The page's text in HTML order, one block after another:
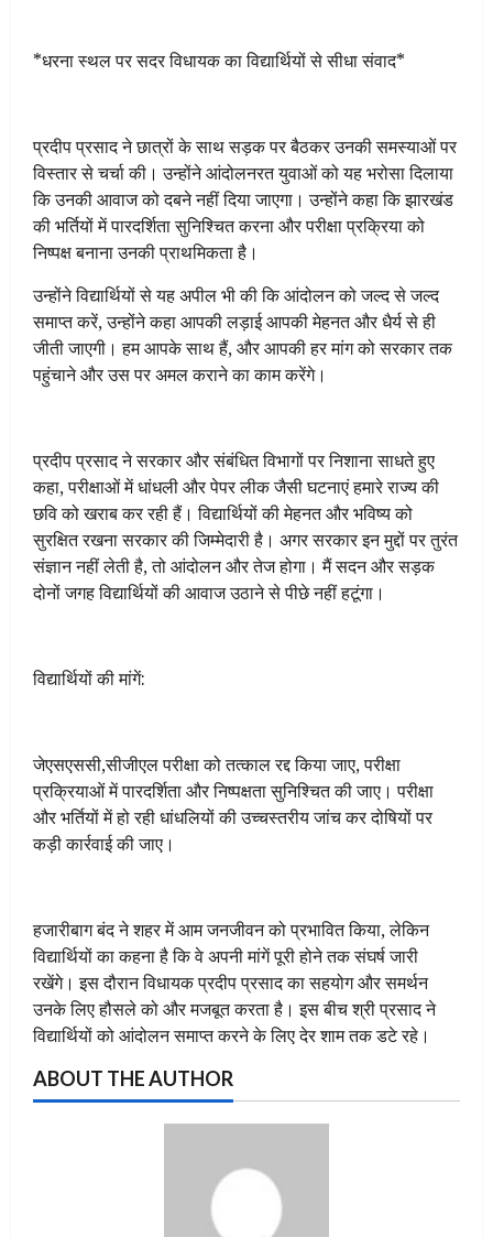
*धरना स्थल पर सदर विधायक का विद्यार्थियों से सीधा संवाद*
प्रदीप प्रसाद ने छात्रों के साथ सड़क पर बैठकर उनकी समस्याओं पर
विस्तार से चर्चा की। उन्होंने आंदोलनरत युवाओं को यह भरोसा दिलाया
कि उनकी आवाज को दबने नहीं दिया जाएगा। उन्होंने कहा कि झारखंड
की भर्तियों में पारदर्शिता सुनिश्चित करना और परीक्षा प्रक्रिया को
निष्पक्ष बनाना उनकी प्राथमिकता है।
उन्होंने विद्यार्थियों से यह अपील भी की कि आंदोलन को जल्द से जल्द
समाप्त करें, उन्होंने कहा आपकी लड़ाई आपकी मेहनत और धैर्य से ही
जीती जाएगी। हम आपके साथ हैं, और आपकी हर मांग को सरकार तक
पहुंचाने और उस पर अमल कराने का काम करेंगे।
प्रदीप प्रसाद ने सरकार और संबंधित विभागों पर निशाना साधते हुए
कहा, परीक्षाओं में धांधली और पेपर लीक जैसी घटनाएं हमारे राज्य की
छवि को खराब कर रही हैं। विद्यार्थियों की मेहनत और भविष्य को
सुरक्षित रखना सरकार की जिम्मेदारी है। अगर सरकार इन मुद्दों पर तुरंत
संज्ञान नहीं लेती है, तो आंदोलन और तेज होगा। मैं सदन और सड़क
दोनों जगह विद्यार्थियों की आवाज उठाने से पीछे नहीं हटूंगा।
विद्यार्थियों की मांगें:
जेएसएससी,सीजीएल परीक्षा को तत्काल रद्द किया जाए, परीक्षा
प्रक्रियाओं में पारदर्शिता और निष्पक्षता सुनिश्चित की जाए। परीक्षा
और भर्तियों में हो रही धांधलियों की उच्चस्तरीय जांच कर दोषियों पर
कड़ी कार्रवाई की जाए।
हजारीबाग बंद ने शहर में आम जनजीवन को प्रभावित किया, लेकिन
विद्यार्थियों का कहना है कि वे अपनी मांगें पूरी होने तक संघर्ष जारी
रखेंगे। इस दौरान विधायक प्रदीप प्रसाद का सहयोग और समर्थन
उनके लिए हौसले को और मजबूत करता है। इस बीच श्री प्रसाद ने
विद्यार्थियों को आंदोलन समाप्त करने के लिए देर शाम तक डटे रहे।
ABOUT THE AUTHOR